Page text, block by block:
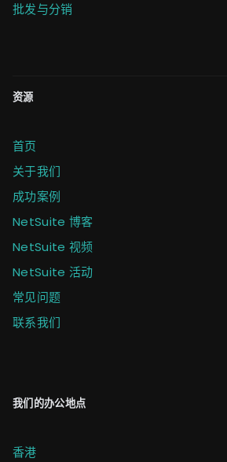
批发与分销
资源
首页
关于我们
成功案例
NetSuite 博客
NetSuite 视频
NetSuite 活动
常见问题
联系我们
我们的办公地点
香港